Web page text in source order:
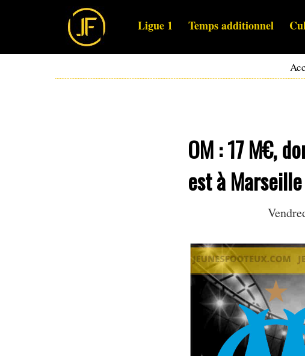
Ligue 1 Temps additionnel
OM : 17 M€,
est à